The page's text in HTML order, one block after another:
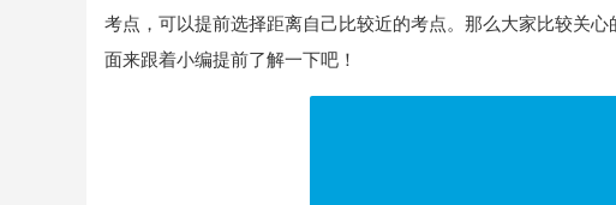
考点，可以提前选择距离自己比较近的考点。那么大家比较关
面来跟着小编提前了解一下吧！